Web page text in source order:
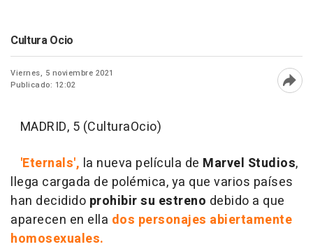
Cultura Ocio
Viernes, 5 noviembre 2021
Publicado: 12:02
MADRID, 5 (CulturaOcio)
'Eternals', la nueva película de Marvel Studios,
llega cargada de polémica, ya que varios países
han decidido prohibir su estreno debido a que
aparecen en ella dos personajes abiertamente
homosexuales.